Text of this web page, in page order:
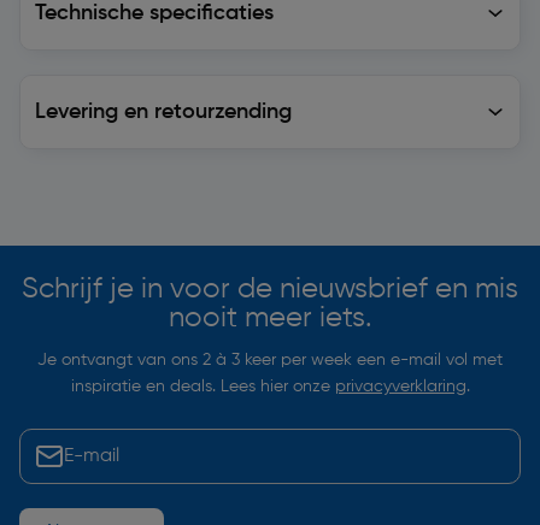
Technische specificaties
Levering en retourzending
Schrijf je in voor de nieuwsbrief en mis
nooit meer iets.
Je ontvangt van ons 2 à 3 keer per week een e-mail vol met
inspiratie en deals. Lees hier onze privacyverklaring.